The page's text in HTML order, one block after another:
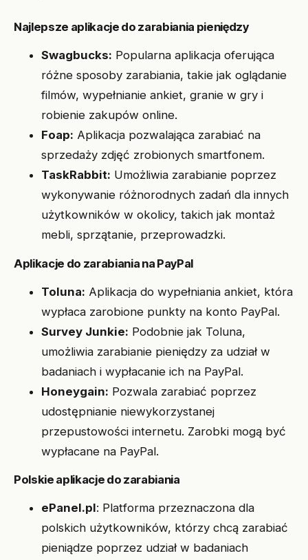
Najlepsze aplikacje do zarabiania pieniędzy
Swagbucks: Popularna aplikacja oferująca
różne sposoby zarabiania, takie jak oglądanie
filmów, wypełnianie ankiet, granie w gry i
robienie zakupów online.
Foap: Aplikacja pozwalająca zarabiać na
sprzedaży zdjęć zrobionych smartfonem.
TaskRabbit: Umożliwia zarabianie poprzez
wykonywanie różnorodnych zadań dla innych
użytkowników w okolicy, takich jak montaż
mebli, sprzątanie, przeprowadzki.
Aplikacje do zarabiania na PayPal
Toluna: Aplikacja do wypełniania ankiet, która
wypłaca zarobione punkty na konto PayPal.
Survey Junkie: Podobnie jak Toluna,
umożliwia zarabianie pieniędzy za udział w
badaniach i wypłacanie ich na PayPal.
Honeygain: Pozwala zarabiać poprzez
udostępnianie niewykorzystanej
przepustowości internetu. Zarobki mogą być
wypłacane na PayPal.
Polskie aplikacje do zarabiania
ePanel.pl: Platforma przeznaczona dla
polskich użytkowników, którzy chcą zarabiać
pieniądze poprzez udział w badaniach